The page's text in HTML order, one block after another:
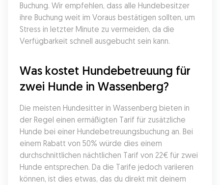
Buchung. Wir empfehlen, dass alle Hundebesitzer
ihre Buchung weit im Voraus bestätigen sollten, um
Stress in letzter Minute zu vermeiden, da die
Verfügbarkeit schnell ausgebucht sein kann.
Was kostet Hundebetreuung für
zwei Hunde in Wassenberg?
Die meisten Hundesitter in Wassenberg bieten in
der Regel einen ermäßigten Tarif für zusätzliche
Hunde bei einer Hundebetreuungsbuchung an. Bei
einem Rabatt von 50% würde dies einem
durchschnittlichen nächtlichen Tarif von 22€ für zwei
Hunde entsprechen. Da die Tarife jedoch variieren
können, ist dies etwas, das du direkt mit deinem